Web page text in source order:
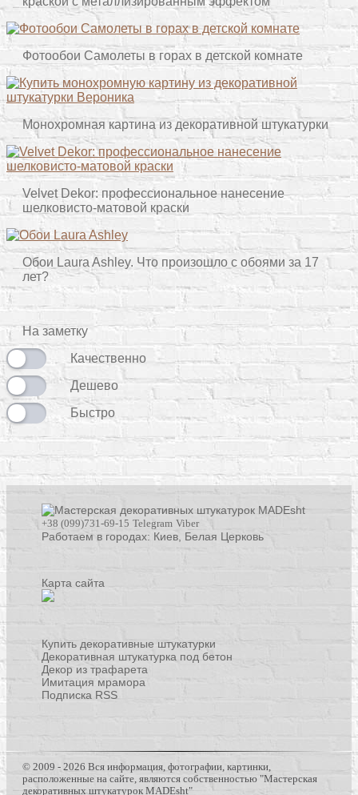
Фотообои Самолеты в горах в детской комнате
Монохромная картина из декоративной штукатурки
Velvet Dekor: профессиональное нанесение
шелковисто-матовой краски
Обои Laura Ashley. Что произошло с обоями за 17
лет?
На заметку
Качественно
Дешево
Быстро
+38 (099)731-69-15 Telegram Viber
Работаем в городах: Киев, Белая Церковь
Карта сайта
Купить декоративные штукатурки
Декоративная штукатурка под бетон
Декор из трафарета
Имитация мрамора
Подписка RSS
© 2009 - 2026 Вся информация, фотографии, картинки,
расположенные на сайте, являются собственностью "Мастерская
декоративных штукатурок MADEsht"